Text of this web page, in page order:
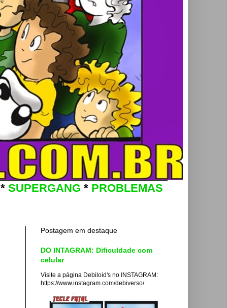
* SUPERGANG * PROBLEMAS
Postagem em destaque
DO INTAGRAM: Dificuldade com
celular
Visite a página Debiloid's no INSTAGRAM:
https://www.instagram.com/debiverso/